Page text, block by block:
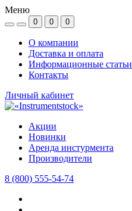
Меню
0 0 0
О компании
Доставка и оплата
Информационные статьи
Контакты
Личный кабинет
Акции
Новинки
Аренда инстурмента
Производители
8 (800) 555-54-74